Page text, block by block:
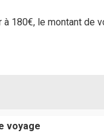
180€, le montant de
voyage